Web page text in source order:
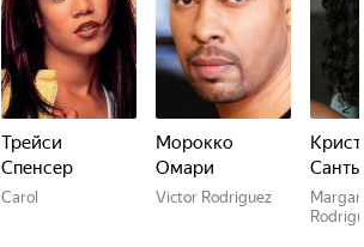
Трейси
Спенсер
Carol
Морокко
Омари
Victor Rodriguez